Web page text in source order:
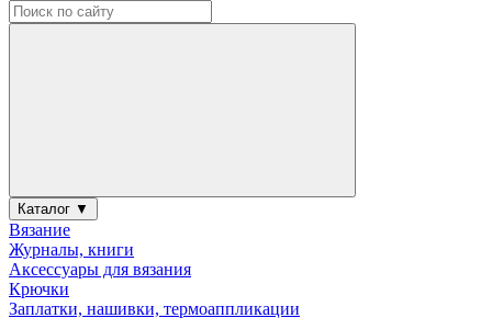
Каталог ▼
Вязание
Журналы, книги
Аксессуары для вязания
Крючки
Заплатки, нашивки, термоаппликации